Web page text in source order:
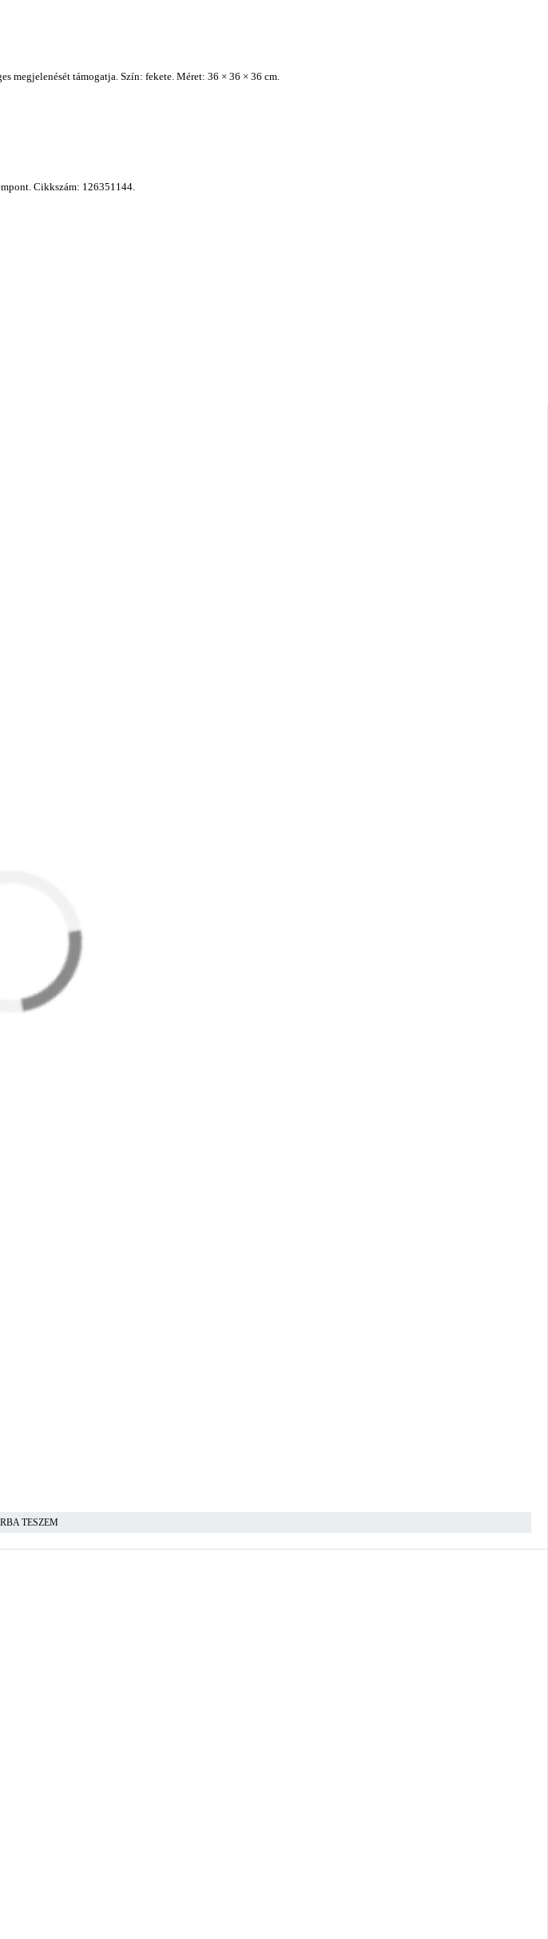
megjelenését támogatja. Szín: fekete. Méret: 36 × 36 × 36 cm.
Cikkszám: 126351144.
TESZEM